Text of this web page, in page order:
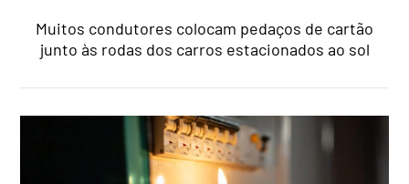
Muitos condutores colocam pedaços de cartão
junto às rodas dos carros estacionados ao sol